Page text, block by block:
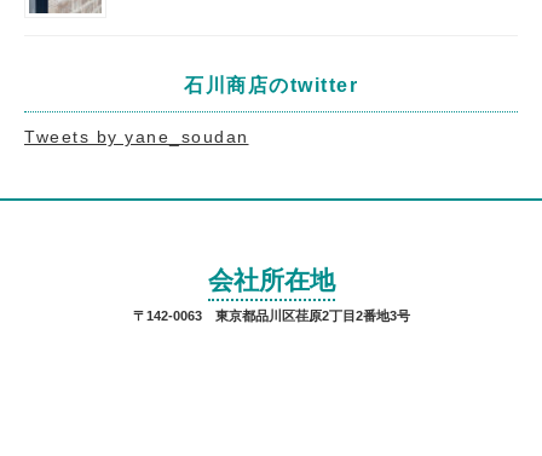
石川商店のtwitter
Tweets by yane_soudan
会社所在地
〒142-0063 東京都品川区荏原2丁目2番地3号